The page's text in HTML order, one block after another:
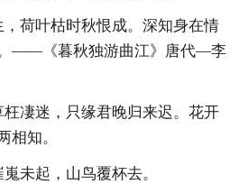
荷叶枯时秋恨成。深知身在情
——《暮秋独游曲江》唐代—李
凄迷，只缘君晚归来迟。花开
相知。
未起，山鸟覆杯去。